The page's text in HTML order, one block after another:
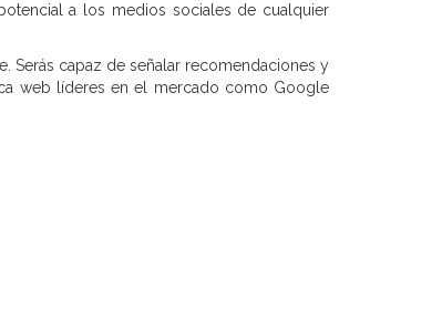
a los medios sociales de cualquier
Serás capaz de señalar recomendaciones y
web líderes en el mercado como Google